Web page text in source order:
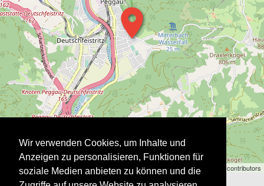
Wir verwenden Cookies, um Inhalte und
Anzeigen zu personalisieren, Funktionen für
soziale Medien anbieten zu können und die
Stadtausstellung | ©OpenStreetMap contributors